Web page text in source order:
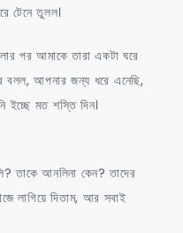
টেনে তুলল।
পর আমাকে তারা একটা ঘরে
বলল, আপনার জন্য ধরে এনেছি,
ইচ্ছে মত শস্তি দিন।
তাকে আনলিনা কেন? তাদের
লাগিয়ে দিতাম, আর সবাই